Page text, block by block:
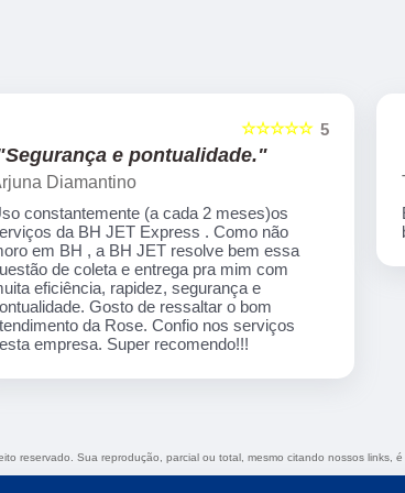
5
☆☆☆☆☆
atendimendo."
Garcia
atendimendo,ágil e ótimo custo
reservado. Sua reprodução, parcial ou total, mesmo citando nossos links,